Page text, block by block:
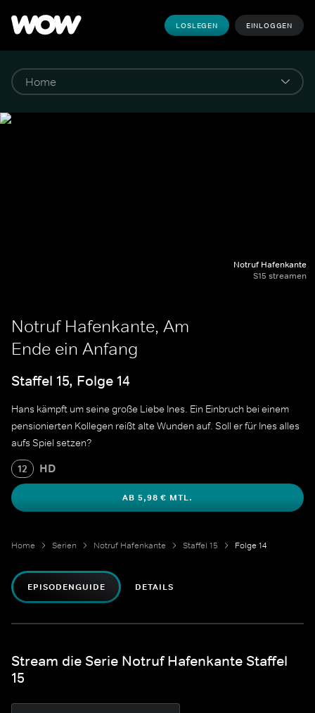
LOSLEGEN EINLOGGEN
Notruf Hafenkante
S15 streamen
Notruf Hafenkante, Am
Ende ein Anfang
Staffel 15, Folge 14
Hans kämpft um seine große Liebe Ines. Ein Einbruch bei einem
pensionierten Kollegen reißt alte Wunden auf. Soll er für Ines alles
aufs Spiel setzen?
12 HD
AB 5,98 € MTL.
Home Serien Notruf Hafenkante Staffel 15 Folge 14
EPISODENGUIDE DETAILS
Stream die Serie Notruf Hafenkante Staffel
15